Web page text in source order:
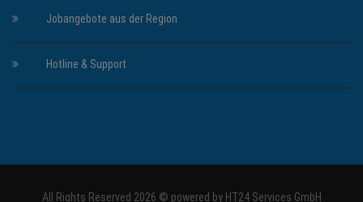
Jobangebote aus der Region
Hotline & Support
All Rights Reserved 2026 © powered by HT24 Services GmbH